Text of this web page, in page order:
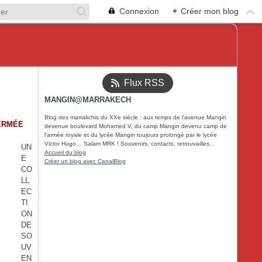
Connexion + Créer mon blog
UN
E
CO
LL
EC
TI
ON
DE
SO
UV
EN
Flux RSS
MANGIN@MARRAKECH
Blog des marrakchis du XXe siècle : aux temps de l'avenue Mangin
devenue boulevard Mohamed V, du camp Mangin devenu camp de
l'armée royale et du lycée Mangin toujours prolongé par le lycée
Victor Hugo… Salam MRK ! Souvenirs, contacts, retrouvailles…
Accueil du blog
Créer un blog avec CanalBlog